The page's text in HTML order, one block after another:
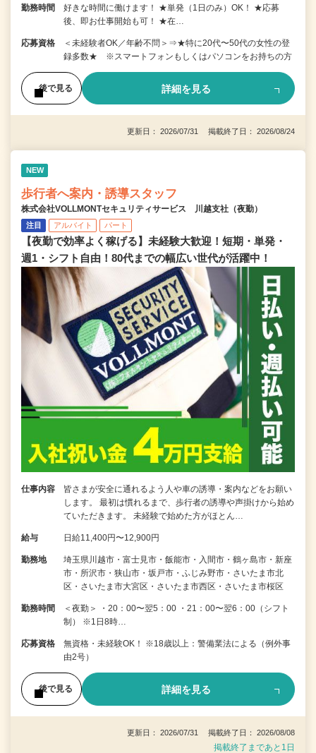
勤務時間
好きな時間に働けます！ ★単発（1日のみ）OK！ ★応募
後、即お仕事開始も可！ ★在…
応募資格
＜未経験者OK／年齢不問＞⇒★特に20代〜50代の女性の登
録多数★ ※スマートフォンもしくはパソコンをお持ちの方
後で見る 詳細を見る
更新日： 2026/07/31 掲載終了日： 2026/08/24
NEW
歩行者へ案内・誘導スタッフ
株式会社VOLLMONTセキュリティサービス 川越支社（夜勤）
注目 アルバイト パート
【夜勤で効率よく稼げる】未経験大歓迎！短期・単発・
週1・シフト自由！80代までの幅広い世代が活躍中！
仕事内容
皆さまが安全に通れるよう人や車の誘導・案内などをお願い
します。 最初は慣れるまで、歩行者の誘導や声掛けから始め
ていただきます。 未経験で始めた方がほとん…
給与 日給11,400円〜12,900円
勤務地
埼玉県川越市・富士見市・飯能市・入間市・鶴ヶ島市・新座
市・所沢市・狭山市・坂戸市・ふじみ野市・さいたま市北
区・さいたま市大宮区・さいたま市西区・さいたま市桜区
勤務時間
＜夜勤＞ ・20：00〜翌5：00 ・21：00〜翌6：00（シフト
制） ※1日8時…
応募資格
無資格・未経験OK！ ※18歳以上：警備業法による（例外事
由2号）
後で見る 詳細を見る
更新日： 2026/07/31 掲載終了日： 2026/08/08
掲載終了まであと1日